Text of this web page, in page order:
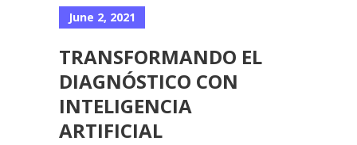
June 2, 2021
TRANSFORMANDO EL
DIAGNÓSTICO CON
INTELIGENCIA
ARTIFICIAL